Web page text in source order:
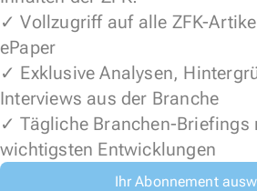
✓ Vollzugriff auf alle ZFK-
ePaper
✓ Exklusive Analysen,
Interviews aus der Branche
✓ Tägliche Branchen-Briefings
wichtigsten Entwicklungen
Ihr Abonnement